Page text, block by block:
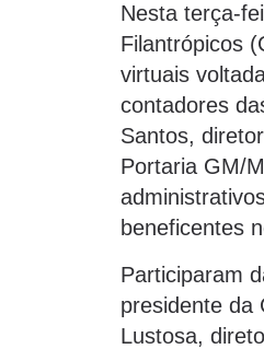
Nesta terça-
Filantrópicos
virtuais
contadores
Santos,
Portaria GM/
beneficentes
Participaram
presidente da
Lustosa,